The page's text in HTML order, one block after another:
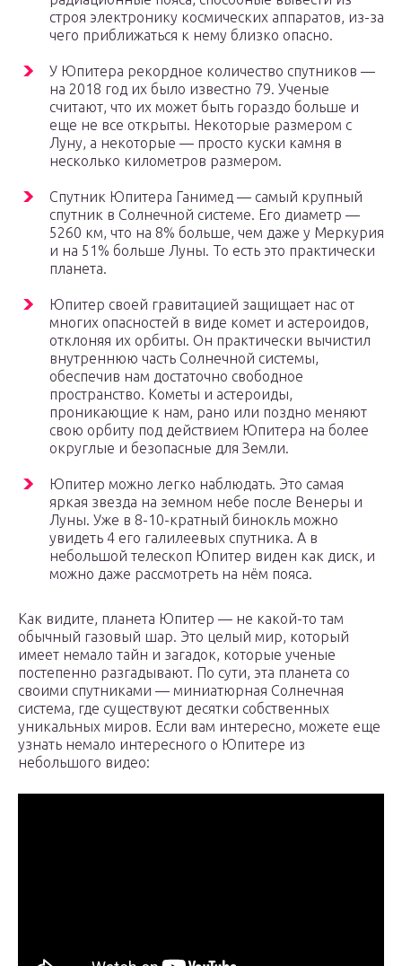
строя электронику космических аппаратов, из-за
чего приближаться к нему близко опасно.
У Юпитера рекордное количество спутников —
на 2018 год их было известно 79. Ученые
считают, что их может быть гораздо больше и
еще не все открыты. Некоторые размером с
Луну, а некоторые — просто куски камня в
несколько километров размером.
Спутник Юпитера Ганимед — самый крупный
спутник в Солнечной системе. Его диаметр —
5260 км, что на 8% больше, чем даже у Меркурия
и на 51% больше Луны. То есть это практически
планета.
Юпитер своей гравитацией защищает нас от
многих опасностей в виде комет и астероидов,
отклоняя их орбиты. Он практически вычистил
внутреннюю часть Солнечной системы,
обеспечив нам достаточно свободное
пространство. Кометы и астероиды,
проникающие к нам, рано или поздно меняют
свою орбиту под действием Юпитера на более
округлые и безопасные для Земли.
Юпитер можно легко наблюдать. Это самая
яркая звезда на земном небе после Венеры и
Луны. Уже в 8-10-кратный бинокль можно
увидеть 4 его галилеевых спутника. А в
небольшой телескоп Юпитер виден как диск, и
можно даже рассмотреть на нём пояса.
Как видите, планета Юпитер — не какой-то там
обычный газовый шар. Это целый мир, который
имеет немало тайн и загадок, которые ученые
постепенно разгадывают. По сути, эта планета со
своими спутниками — миниатюрная Солнечная
система, где существуют десятки собственных
уникальных миров. Если вам интересно, можете еще
узнать немало интересного о Юпитере из
небольшого видео: